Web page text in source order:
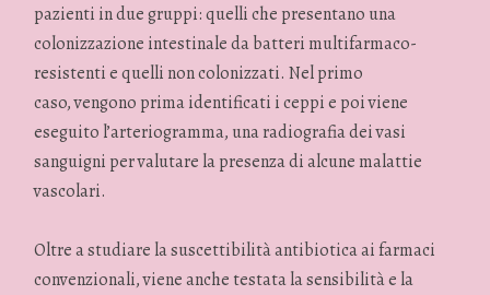
pazienti in due gruppi: quelli che presentano una
colonizzazione intestinale da batteri multifarmaco-
resistenti e quelli non colonizzati. Nel primo
caso, vengono prima identificati i ceppi e poi viene
eseguito l’arteriogramma, una radiografia dei vasi
sanguigni per valutare la presenza di alcune malattie
vascolari.
Oltre a studiare la suscettibilità antibiotica ai farmaci
convenzionali, viene anche testata la sensibilità e la